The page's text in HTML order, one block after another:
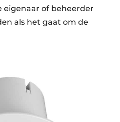
eigenaar of beheerder
als het gaat om de